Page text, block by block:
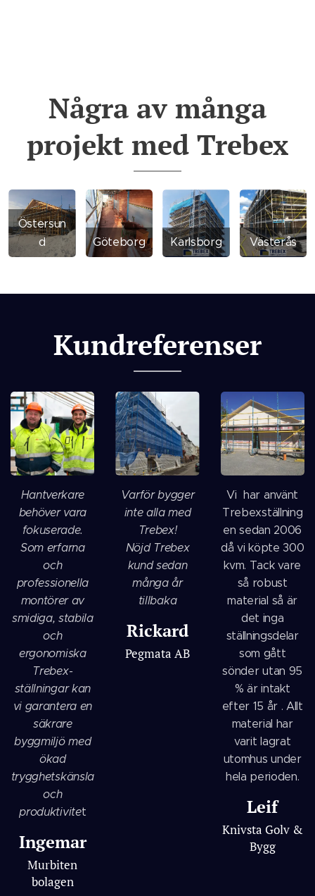
Några av många
projekt med Trebex
Östersun
d
Göteborg Karlsborg Västerås
Kundreferenser
Hantverkare
behöver vara
fokuserade.
Som erfarna
och
professionella
montörer av
smidiga, stabila
och
ergonomiska
Trebex-
ställningar kan
vi garantera en
säkrare
byggmiljö med
ökad
trygghetskänsla
och
produktivitet
Ingemar
Murbiten
bolagen
Varför bygger
inte alla med
Trebex!
Nöjd Trebex
kund sedan
många år
tillbaka
Rickard
Pegmata AB
Vi har använt
Trebexställning
en sedan 2006
då vi köpte 300
kvm. Tack vare
så robust
material så är
det inga
ställningsdelar
som gått
sönder utan 95
% är intakt
efter 15 år . Allt
material har
varit lagrat
utomhus under
hela perioden.
Leif
Knivsta Golv &
Bygg